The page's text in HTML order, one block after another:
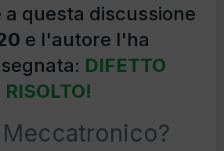
a questa discussione
e l'autore l'ha
DIFETTO
RISOLTO!
Meccatronico?